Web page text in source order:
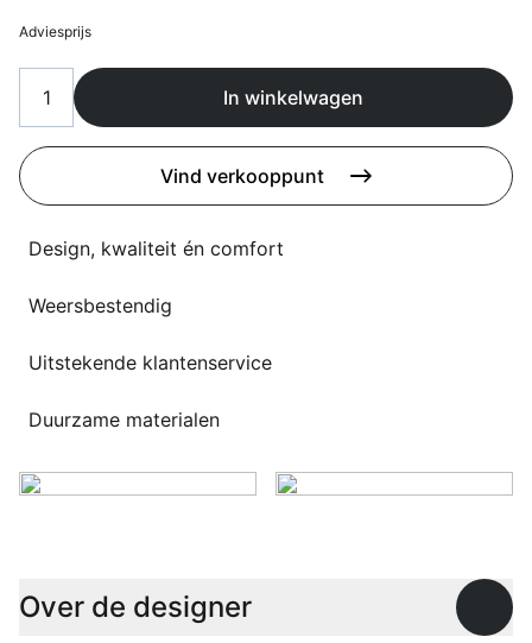
Deals
Flagship stores
Contact
Support
Nieuws
Events
Taalkeuze
Adviesprijs
In winkelwagen
Vind verkooppunt
Design, kwaliteit én comfort
Weersbestendig
Uitstekende klantenservice
Duurzame materialen
Over de designer